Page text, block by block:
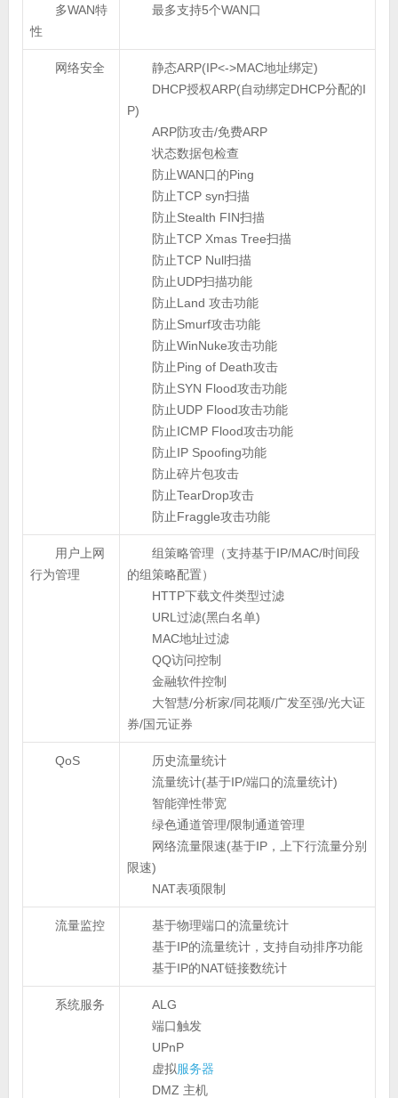
多WAN特
性
最多支持5个WAN口
网络安全
静态ARP(IP<->MAC地址绑定)
DHCP授权ARP(自动绑定DHCP分配的I
P)
ARP防攻击/免费ARP
状态数据包检查
防止WAN口的Ping
防止TCP syn扫描
防止Stealth FIN扫描
防止TCP Xmas Tree扫描
防止TCP Null扫描
防止UDP扫描功能
防止Land 攻击功能
防止Smurf攻击功能
防止WinNuke攻击功能
防止Ping of Death攻击
防止SYN Flood攻击功能
防止UDP Flood攻击功能
防止ICMP Flood攻击功能
防止IP Spoofing功能
防止碎片包攻击
防止TearDrop攻击
防止Fraggle攻击功能
用户上网
行为管理
组策略管理（支持基于IP/MAC/时间段
的组策略配置）
HTTP下载文件类型过滤
URL过滤(黑白名单)
MAC地址过滤
QQ访问控制
金融软件控制
大智慧/分析家/同花顺/广发至强/光大证
券/国元证券
QoS
历史流量统计
流量统计(基于IP/端口的流量统计)
智能弹性带宽
绿色通道管理/限制通道管理
网络流量限速(基于IP，上下行流量分别
限速)
NAT表项限制
流量监控
基于物理端口的流量统计
基于IP的流量统计，支持自动排序功能
基于IP的NAT链接数统计
系统服务
ALG
端口触发
UPnP
虚拟服务器
DMZ 主机